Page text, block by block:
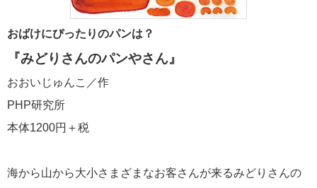
おばけにぴったりのパンは？
『みどりさんのパンやさん』
おおいじゅんこ／作
PHP研究所
本体1200円＋税
海から山から大小さまざまなお客さんが来るみどりさんの